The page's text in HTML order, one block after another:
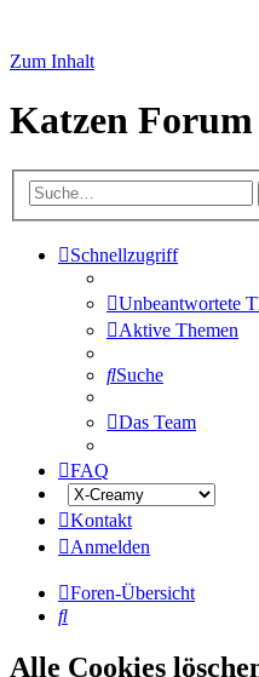
Zum Inhalt
Katzen
Schnellzugriff
Unbeantwortete
Aktive Themen
Suche
Das Team
FAQ
Kontakt
Anmelden
Foren-Übersicht
Suche
Alle Cookies